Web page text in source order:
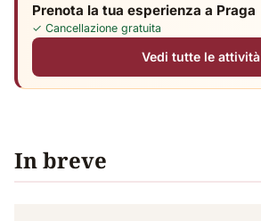
Prenota la tua esperienza a Praga
✓ Cancellazione gratuita
Vedi tutte le attività
In breve